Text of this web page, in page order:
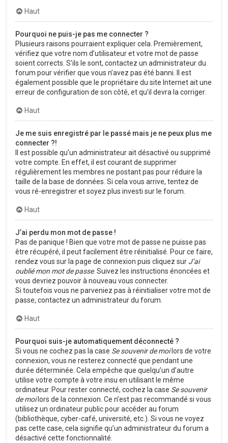
Haut
Pourquoi ne puis-je pas me connecter ?
Plusieurs raisons pourraient expliquer cela. Premièrement,
vérifiez que votre nom d’utilisateur et votre mot de passe
soient corrects. S’ils le sont, contactez un administrateur du
forum pour vérifier que vous n’avez pas été banni. Il est
également possible que le propriétaire du site Internet ait une
erreur de configuration de son côté, et qu’il devra la corriger.
Haut
Je me suis enregistré par le passé mais je ne peux plus me
connecter ?!
Il est possible qu’un administrateur ait désactivé ou supprimé
votre compte. En effet, il est courant de supprimer
régulièrement les membres ne postant pas pour réduire la
taille de la base de données. Si cela vous arrive, tentez de
vous ré-enregistrer et soyez plus investi sur le forum.
Haut
J’ai perdu mon mot de passe !
Pas de panique ! Bien que votre mot de passe ne puisse pas
être récupéré, il peut facilement être réinitialisé. Pour ce faire,
rendez vous sur la page de connexion puis cliquez sur J’ai
oublié mon mot de passe. Suivez les instructions énoncées et
vous devriez pouvoir à nouveau vous connecter.
Si toutefois vous ne parveniez pas à réinitialiser votre mot de
passe, contactez un administrateur du forum.
Haut
Pourquoi suis-je automatiquement déconnecté ?
Si vous ne cochez pas la case Se souvenir de moilors de votre
connexion, vous ne resterez connecté que pendant une
durée déterminée. Cela empêche que quelqu’un d’autre
utilise votre compte à votre insu en utilisant le même
ordinateur. Pour rester connecté, cochez la case Se souvenir
de moilors de la connexion. Ce n’est pas recommandé si vous
utilisez un ordinateur public pour accéder au forum
(bibliothèque, cyber-café, université, etc.). Si vous ne voyez
pas cette case, cela signifie qu’un administrateur du forum a
désactivé cette fonctionnalité.